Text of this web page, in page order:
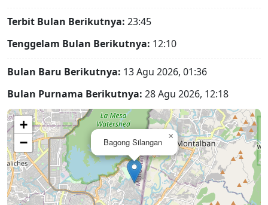
Terbit Bulan Berikutnya: 23:45
Tenggelam Bulan Berikutnya: 12:10
Bulan Baru Berikutnya: 13 Agu 2026, 01:36
Bulan Purnama Berikutnya: 28 Agu 2026, 12:18
Bagong Silangan
×
+
−